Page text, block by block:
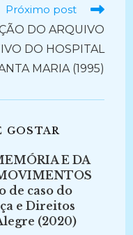
Próximo post
DO ARQUIVO
DO HOSPITAL
MARIA (1995)
GOSTAR
E DA
de caso do
e Direitos
(2020)